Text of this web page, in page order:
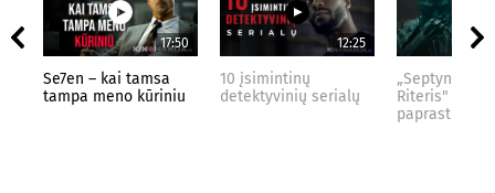
17:50
Se7en – kai tamsa
tampa meno kūriniu
12:25
10 įsimintinų
detektyvinių serialų
„Septynių
Riteris" – kai
paprastumas